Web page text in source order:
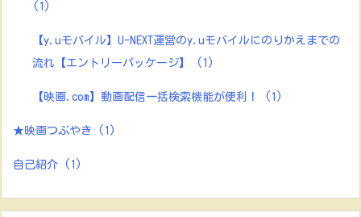
(1)
【y.uモバイル】U-NEXT運営のy.uモバイルにのりかえまでの
流れ【エントリーパッケージ】
(1)
【映画.com】動画配信一括検索機能が便利！ (1)
★映画つぶやき (1)
自己紹介 (1)